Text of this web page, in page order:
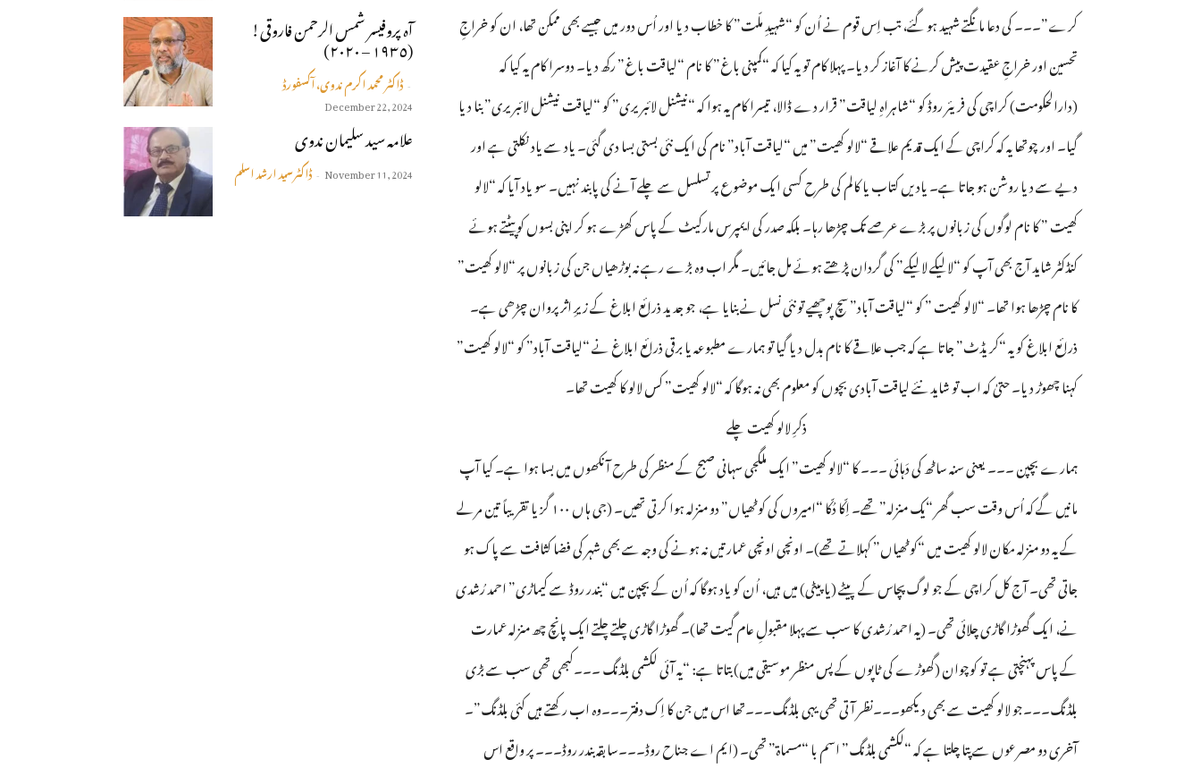
آہ پروفيسر شمس الرحمن فاروقى!
(١٩٣٥ – ٢٠٢٠)
ڈاکٹر محمد اکرم ندوی، آکسفورڈ -
December 22, 2024
علامہ سید سلیمان ندوی
ڈاکٹر سید ارشد اسلم - November 11, 2024
کرے”۔۔۔ کی دعا مانگتے شہید ہو گئے، تب اِس قوم نے اُن کو “شہیدِ ملّت” کا خطاب دیا اور اُس دور میں جیسے بھی ممکن تھا، ان کو خراجِ
تحسین اور خراجِ عقیدت پیش کرنے کا آغاز کر دیا۔ پہلا کام تو یہ کیا کہ “کمپنی باغ” کا نام “لیاقت باغ” رکھ دیا۔ دوسرا کام یہ کیا کہ
(دارالحکومت) کراچی کی فریئر روڈ کو “شاہراہِ لیاقت” قرار دے ڈالا، تیسرا کام یہ ہوا کہ “نیشنل لائبریری” کو “لیاقت نیشنل لائبریری” بنا دیا
گیا۔ اور چوتھا یہ کہ کراچی کے ایک قدیم علاقے “لالو کھیت” میں “لیاقت آباد” نام کی ایک نئی بستی بسا دی گئی۔ یاد سے یاد نکلتی ہے اور
دیے سے دیا روشن ہو جاتا ہے۔ یادیں کتاب یا کالم کی طرح کسی ایک موضوع پر تسلسل سے چلے آنے کی پابند نہیں۔ سو یاد آیا کہ “لالو
کھیت ” کا نام لوگوں کی زبانوں پر بڑے عرصے تک چڑھا رہا۔ بلکہ صدر کی ایمپرس مارکیٹ کے پاس کھڑے ہو کر اپنی بسوں کو پیٹتے ہوئے
کنڈکٹر شاید آج بھی آپ کو “لالیکے لالیکے” کی گردان پڑھتے ہوئے مل جائیں۔ مگر اب وہ بڑے رہے نہ بوڑھیاں جن کی زبانوں پر “لالو کھیت”
کا نام چڑھا ہوا تھا۔ “لالو کھیت ” کو “لیاقت آباد” سچ پوچھیے تو نئی نسل نے بنایا ہے، جو جدید ذرائع ابلاغ کے زیرِ اثر پروان چڑھی ہے۔
ذرائع ابلاغ کو یہ “کریڈٹ” جاتا ہے کہ جب علاقے کا نام بدل دیا گیا تو ہمارے مطبوعہ یا برقی ذرائع ابلاغ نے “لیاقت آباد” کو “لالو کھیت”
کہنا چھوڑ دیا۔ حتیٰ کہ اب تو شاید نئے لیاقت آبادی بچوں کو معلوم بھی نہ ہوگا کہ “لالو کھیت” کس لالو کا کھیت تھا۔
ذکرِ لالو کھیت چلے
ہمارے بچپن ۔۔۔ یعنی سنہ ساٹھ کی دَہائی ۔۔۔ کا “لالو کھیت” ایک ملگجی سہانی صبح کے منظر کی طرح آنکھوں میں بسا ہوا ہے۔ کیا آپ
مانیں گے کہ اُس وقت سب گھر “یک منزلہ” تھے۔ اِکّا دُکّا “امیروں کی کوٹھیاں” دو منزلہ ہوا کرتی تھیں۔ (جی ہاں ١٠٠ گز یا تقریباً تین مرلے
کے یہ دو منزلہ مکان لالو کھیت میں “کوٹھیاں” کہلاتے تھے)۔ اونچی اونچی عمارتیں نہ ہونے کی وجہ سے بھی شہر کی فضا کثافت سے پاک ہو
جاتی تھی۔ آج کل کراچی کے جو لوگ پچاس کے پیٹے (یا پیٹی) میں ہیں، اُن کو یاد ہوگا کہ اُن کے بچپن میں “بندر روڈ سے کیماڑی” احمد رُشدی
نے، ایک گھوڑا گاڑی چلائی تھی۔ (یہ احمد رُشدی کا سب سے پہلا مقبولِ عام گیت تھا)۔ گھوڑا گاڑی چلتے چلتے ایک پانچ چھ منزلہ عمارت
کے پاس پہنچتی ہے تو کوچوان (گھوڑے کی ٹاپوں کے پس منظر موسیقی میں) بتاتا ہے: “یہ آئی لکشمی بلڈنگ ۔۔۔کبھی تھی سب سے بڑی
بلڈنگ۔۔۔جو لالو کھیت سے بھی دیکھو۔۔۔نظر آتی تھی یہی بلڈنگ۔۔۔تھا اس میں جن کا اِک دفتر۔۔۔وہ اب رکھتے ہیں کئی بلڈنگ”۔
آخری دو مصرعوں سے پتا چلتا ہے کہ “لکشمی بلڈنگ” اسم با “مسماۃ” تھی۔ (ایم اے جناح روڈ۔۔۔سابقہ بندر روڈ۔۔۔ پر واقع اس